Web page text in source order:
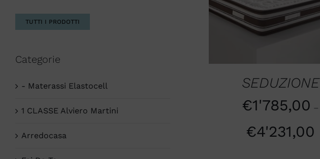
SEDUZIONE
€1'785,00 –
€4'231,00
TUTTI I PRODOTTI
Categorie
- Materassi Elastocell
1 CLASSE Alviero Martini
Arredocasa